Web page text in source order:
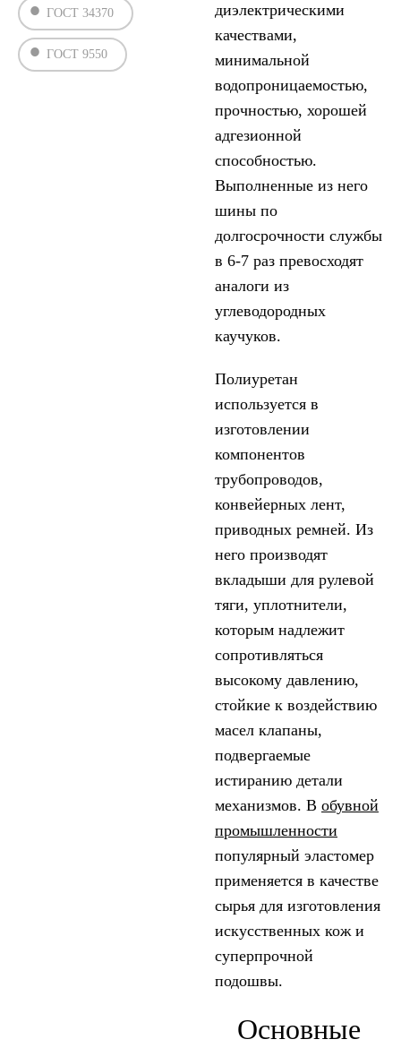
ГОСТ 34370
ГОСТ 9550
диэлектрическими
качествами,
минимальной
водопроницаемостью,
прочностью, хорошей
адгезионной
способностью.
Выполненные из него
шины по
долгосрочности службы
в 6-7 раз превосходят
аналоги из
углеводородных
каучуков.
Полиуретан
используется в
изготовлении
компонентов
трубопроводов,
конвейерных лент,
приводных ремней. Из
него производят
вкладыши для рулевой
тяги, уплотнители,
которым надлежит
сопротивляться
высокому давлению,
стойкие к воздействию
масел клапаны,
подвергаемые
истиранию детали
механизмов. В обувной
промышленности
популярный эластомер
применяется в качестве
сырья для изготовления
искусственных кож и
суперпрочной
подошвы.
Основные